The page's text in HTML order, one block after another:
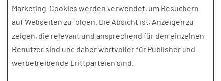
Marketing-Cookies werden verwendet, um Besuchern
auf Webseiten zu folgen. Die Absicht ist, Anzeigen zu
zeigen, die relevant und ansprechend für den einzelnen
Benutzer sind und daher wertvoller für Publisher und
werbetreibende Drittparteien sind.